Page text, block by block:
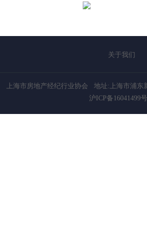
关于我们
上海市房地产经纪行业协会
地址:上海市浦东
沪ICP备16041499